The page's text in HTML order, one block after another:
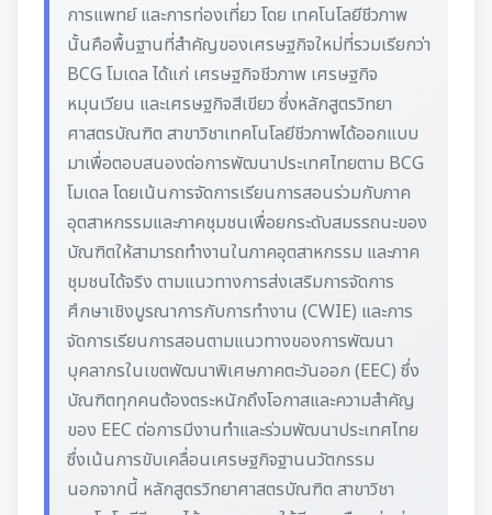
การแพทย์ และการท่องเที่ยว โดย เทคโนโลยีชีวภาพ
นั้นคือพื้นฐานที่สําคัญของเศรษฐกิจใหม่ที่รวมเรียกว่า
BCG โมเดล ได้แก่ เศรษฐกิจชีวภาพ เศรษฐกิจ
หมุนเวียน และเศรษฐกิจสีเขียว ซึ่งหลักสูตรวิทยา
ศาสตรบัณฑิต สาขาวิชาเทคโนโลยีชีวภาพได้ออกแบบ
มาเพื่อตอบสนองต่อการพัฒนาประเทศไทยตาม BCG
โมเดล โดยเน้นการจัดการเรียนการสอนร่วมกับภาค
อุตสาหกรรมและภาคชุมชนเพื่อยกระดับสมรรถนะของ
บัณฑิตให้สามารถทํางานในภาคอุตสาหกรรม และภาค
ชุมชนได้จริง ตามแนวทางการส่งเสริมการจัดการ
ศึกษาเชิงบูรณาการกับการทํางาน (CWIE) และการ
จัดการเรียนการสอนตามแนวทางของการพัฒนา
บุคลากรในเขตพัฒนาพิเศษภาคตะวันออก (EEC) ซึ่ง
บัณฑิตทุกคนต้องตระหนักถึงโอกาสและความสําคัญ
ของ EEC ต่อการมีงานทําและร่วมพัฒนาประเทศไทย
ซึ่งเน้นการขับเคลื่อนเศรษฐกิจฐานนวัตกรรม
นอกจากนี้ หลักสูตรวิทยาศาสตรบัณฑิต สาขาวิชา